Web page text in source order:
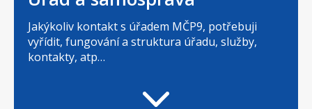
Jakýkoliv kontakt s úřadem MČP9, potřebuji
vyřídit, fungování a struktura úřadu, služby,
kontakty, atp…